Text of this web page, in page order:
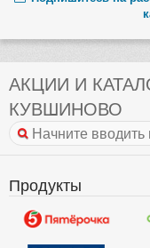
АКЦИИ И
КУВШИНОВО
Продукты